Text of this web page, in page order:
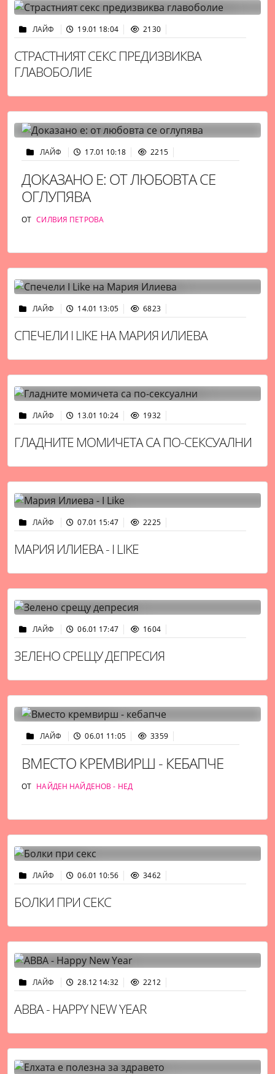
ЛАЙФ 19.01 18:04 2130
СТРАСТНИЯТ СЕКС ПРЕДИЗВИКВА
ГЛАВОБОЛИЕ
ЛАЙФ 17.01 10:18 2215
ДОКАЗАНО Е: ОТ ЛЮБОВТА СЕ
ОГЛУПЯВА
ОТ СИЛВИЯ ПЕТРОВА
ЛАЙФ 14.01 13:05 6823
СПЕЧЕЛИ I LIKE НА МАРИЯ ИЛИЕВА
ЛАЙФ 13.01 10:24 1932
ГЛАДНИТЕ МОМИЧЕТА СА ПО-СЕКСУАЛНИ
ЛАЙФ 07.01 15:47 2225
МАРИЯ ИЛИЕВА - I LIKE
ЛАЙФ 06.01 17:47 1604
ЗЕЛЕНО СРЕЩУ ДЕПРЕСИЯ
ЛАЙФ 06.01 11:05 3359
ВМЕСТО КРЕМВИРШ - КЕБАПЧЕ
ОТ НАЙДЕН НАЙДЕНОВ - НЕД
ЛАЙФ 06.01 10:56 3462
БОЛКИ ПРИ СЕКС
ЛАЙФ 28.12 14:32 2212
ABBA - HAPPY NEW YEAR